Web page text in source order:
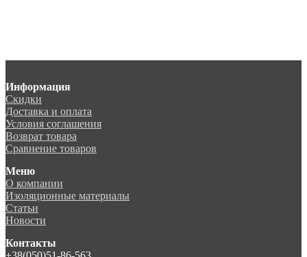
Информация
Скидки
Доставка и оплата
Условия соглашения
Возврат товара
Сравнение товаров
Меню
О компании
Изоляционные материалы
Статьи
Новости
Контакты